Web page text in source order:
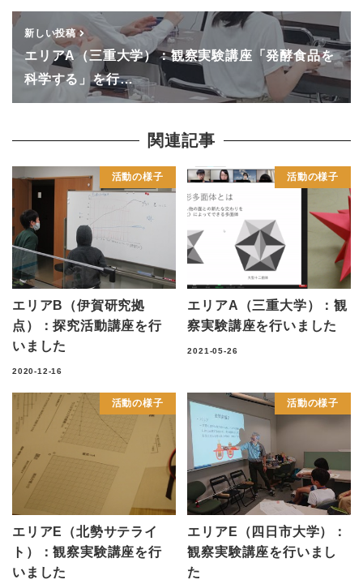
新しい投稿
エリアA（三重大学）：観察実験講座「発酵食品を
科学する」を行…
関連記事
活動の様子
エリアB（伊賀研究拠
点）：探究活動講座を行
いました
2020-12-16
活動の様子
エリアA（三重大学）：観
察実験講座を行いました
2021-05-26
活動の様子
エリアE（北勢サテライ
ト）：観察実験講座を行
いました
活動の様子
エリアE（四日市大学）：
観察実験講座を行いまし
た